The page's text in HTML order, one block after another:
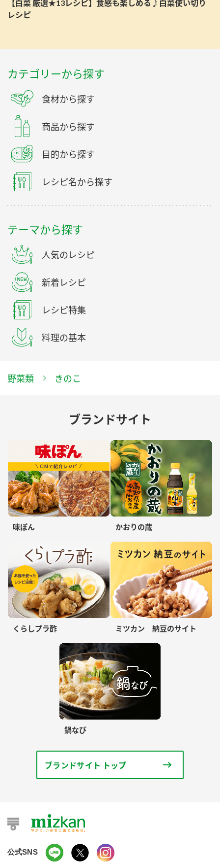
【白菜 厳選★13レシピ】食感も楽しめる♪白菜使い切り
レシピ
カテゴリーから探す
食材から探す
商品から探す
目的から探す
レシピ名から探す
テーマから探す
人気のレシピ
新着レシピ
レシピ特集
料理の基本
野菜類 きのこ
ブランドサイト
味ぽん かおりの蔵
くらしプラ酢 ミツカン 納豆のサイト
鍋なび
ブランドサイト トップ
公式SNS